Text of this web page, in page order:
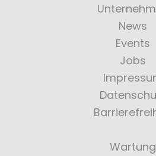
News
Events
Jobs
Wartung